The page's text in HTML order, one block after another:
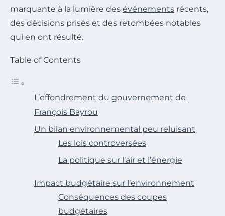
marquante à la lumière des événements récents,
des décisions prises et des retombées notables
qui en ont résulté.
Table of Contents
L’effondrement du gouvernement de
François Bayrou
Un bilan environnemental peu reluisant
Les lois controversées
La politique sur l’air et l’énergie
Impact budgétaire sur l’environnement
Conséquences des coupes
budgétaires